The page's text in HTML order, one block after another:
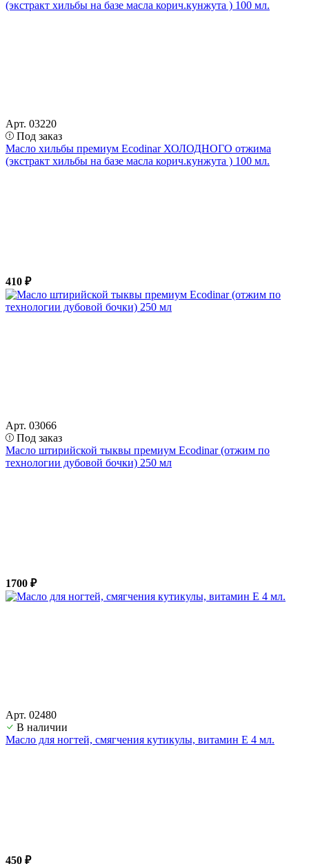
Арт. 03220
Под заказ
Масло хильбы премиум Ecodinar ХОЛОДНОГО отжима
(экстракт хильбы на базе масла корич.кунжута ) 100 мл.
410 ₽
Арт. 03066
Под заказ
Масло штирийской тыквы премиум Ecodinar (отжим по
технологии дубовой бочки) 250 мл
1700 ₽
Арт. 02480
В наличии
Масло для ногтей, смягчения кутикулы, витамин Е 4 мл.
450 ₽